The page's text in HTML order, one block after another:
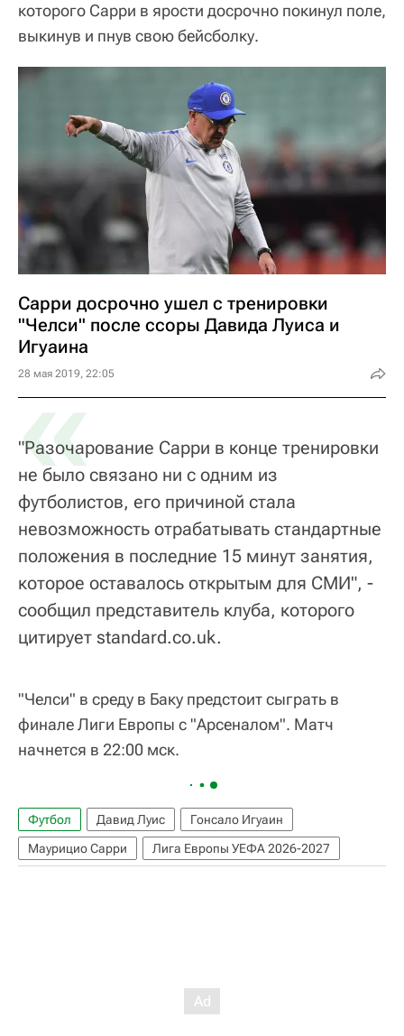
которого Сарри в ярости досрочно покинул поле,
выкинув и пнув свою бейсболку.
Сарри досрочно ушел с тренировки
"Челси" после ссоры Давида Луиса и
Игуаина
28 мая 2019, 22:05
«
"Разочарование Сарри в конце тренировки
не было связано ни с одним из
футболистов, его причиной стала
невозможность отрабатывать стандартные
положения в последние 15 минут занятия,
которое оставалось открытым для СМИ", -
сообщил представитель клуба, которого
цитирует standard.co.uk.
"Челси" в среду в Баку предстоит сыграть в
финале Лиги Европы с "Арсеналом". Матч
начнется в 22:00 мск.
Футбол Давид Луис
Гонсало Игуаин
Маурицио Сарри
Лига Европы УЕФА 2026-2027